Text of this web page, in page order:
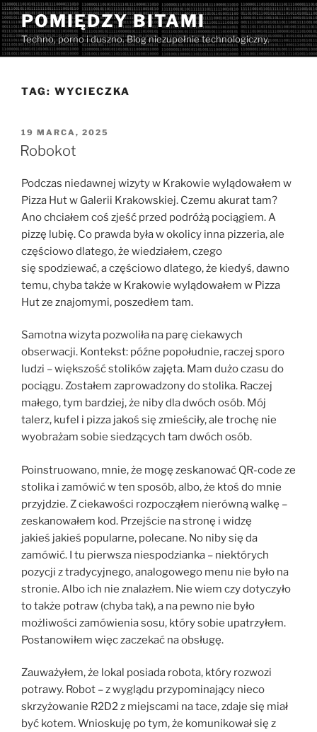
Przejdź
do
treści
POMIĘDZY BITAMI
Techno, porno i duszno. Blog niezupełnie technologiczny.
TAG: WYCIECZKA
OPUBLIKOWANE
W
19 MARCA, 2025
Robokot
Podczas niedawnej wizyty w Krakowie wylądowałem w
Pizza Hut w Galerii Krakowskiej. Czemu akurat tam?
Ano chciałem coś zjeść przed podróżą pociągiem. A
pizzę lubię. Co prawda była w okolicy inna pizzeria, ale
częściowo dlatego, że wiedziałem, czego
się spodziewać, a częściowo dlatego, że kiedyś, dawno
temu, chyba także w Krakowie wylądowałem w Pizza
Hut ze znajomymi, poszedłem tam.
Samotna wizyta pozwoliła na parę ciekawych
obserwacji. Kontekst: późne popołudnie, raczej sporo
ludzi – większość stolików zajęta. Mam dużo czasu do
pociągu. Zostałem zaprowadzony do stolika. Raczej
małego, tym bardziej, że niby dla dwóch osób. Mój
talerz, kufel i pizza jakoś się zmieściły, ale trochę nie
wyobrażam sobie siedzących tam dwóch osób.
Poinstruowano, mnie, że mogę zeskanować QR-code ze
stolika i zamówić w ten sposób, albo, że ktoś do mnie
przyjdzie. Z ciekawości rozpocząłem nierówną walkę –
zeskanowałem kod. Przejście na stronę i widzę
jakieś jakieś popularne, polecane. No niby się da
zamówić. I tu pierwsza niespodzianka – niektórych
pozycji z tradycyjnego, analogowego menu nie było na
stronie. Albo ich nie znalazłem. Nie wiem czy dotyczyło
to także potraw (chyba tak), a na pewno nie było
możliwości zamówienia sosu, który sobie upatrzyłem.
Postanowiłem więc zaczekać na obsługę.
Zauważyłem, że lokal posiada robota, który rozwozi
potrawy. Robot – z wyglądu przypominający nieco
skrzyżowanie R2D2 z miejscami na tace, zdaje się miał
być kotem. Wnioskuję po tym, że komunikował się z